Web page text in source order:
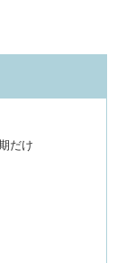
だけ